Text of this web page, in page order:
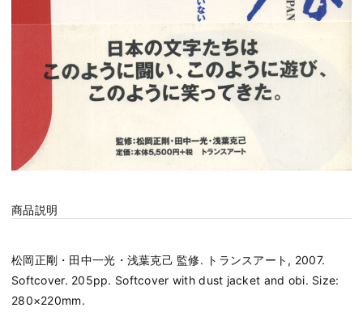
商品説明
松岡正剛・田中一光・浅葉克己 監修. トランスアート, 2007.
Softcover. 205pp. Softcover with dust jacket and obi. Size:
280×220mm.